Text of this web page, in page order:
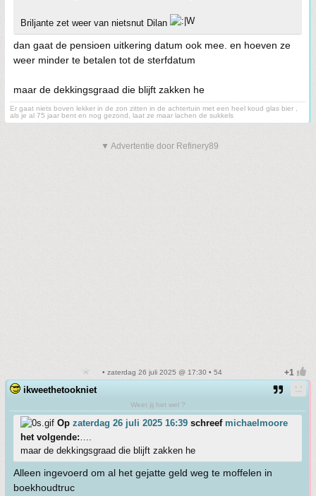
Briljante zet weer van nietsnut Dilan
dan gaat de pensioen uitkering datum ook mee. en hoeven ze
weer minder te betalen tot de sterfdatum
maar de dekkingsgraad die blijft zakken he
Er gaat niets boven lekker in de zon zitten in de achtertuin met een heel koud glas bier ,
als je al 75 jaar bent en nog gezond, laat ze maar lachen de sukkels
▼ Advertentie door Refinery89
• zaterdag 26 juli 2025 @ 17:30 • 54
ikweethetookniet
Weet jij het wel ?
Op zaterdag 26 juli 2025 16:39 schreef michaelmoore
het volgende:….
maar de dekkingsgraad die blijft zakken he
Alleen ingevoerd om al het gejatte geld weg te moffelen in
boekhoudtruc